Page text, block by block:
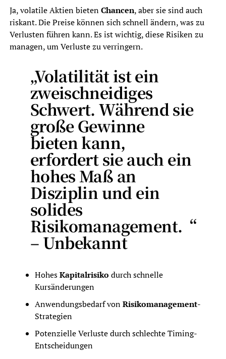
Ja, volatile Aktien bietenChancen, aber sie sind auch
riskant. Die Preise können sich schnell ändern, was zu
Verlusten führen kann. Es ist wichtig, diese Risiken zu
managen, um Verluste zu verringern.
„Volatilität ist ein
zweischneidiges
Schwert. Während sie
große Gewinne
bieten kann,
erfordert sie auch ein
hohes Maß an
Disziplin und ein
solides
Risikomanagement.“
– Unbekannt
HohesKapitalrisiko durch schnelle
Kursänderungen
Anwendungsbedarf vonRisikomanagement-
Strategien
Potenzielle Verluste durch schlechte Timing-
Entscheidungen